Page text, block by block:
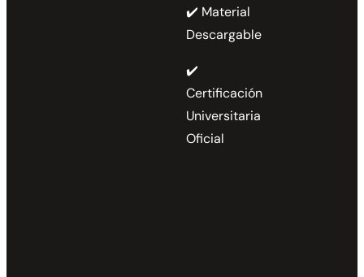
✔️ Material
Descargable
✔️
Certificación
Universitaria
Oficial